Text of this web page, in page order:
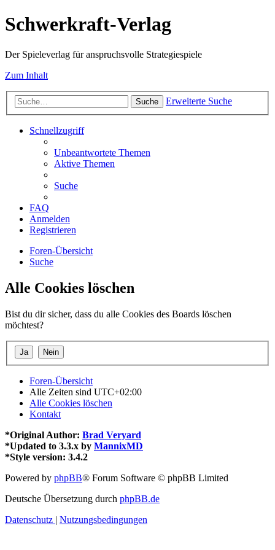
Schwerkraft-Verlag
Der Spieleverlag für anspruchsvolle Strategiespiele
Zum Inhalt
Suche Erweiterte Suche
Schnellzugriff
Unbeantwortete Themen
Aktive Themen
Suche
FAQ
Anmelden
Registrieren
Foren-Übersicht
Suche
Alle Cookies löschen
Bist du dir sicher, dass du alle Cookies des Boards löschen
möchtest?
Foren-Übersicht
Alle Zeiten sind UTC+02:00
Alle Cookies löschen
Kontakt
*Original Author: Brad Veryard
*Updated to 3.3.x by MannixMD
*Style version: 3.4.2
Powered by phpBB® Forum Software © phpBB Limited
Deutsche Übersetzung durch phpBB.de
Datenschutz | Nutzungsbedingungen